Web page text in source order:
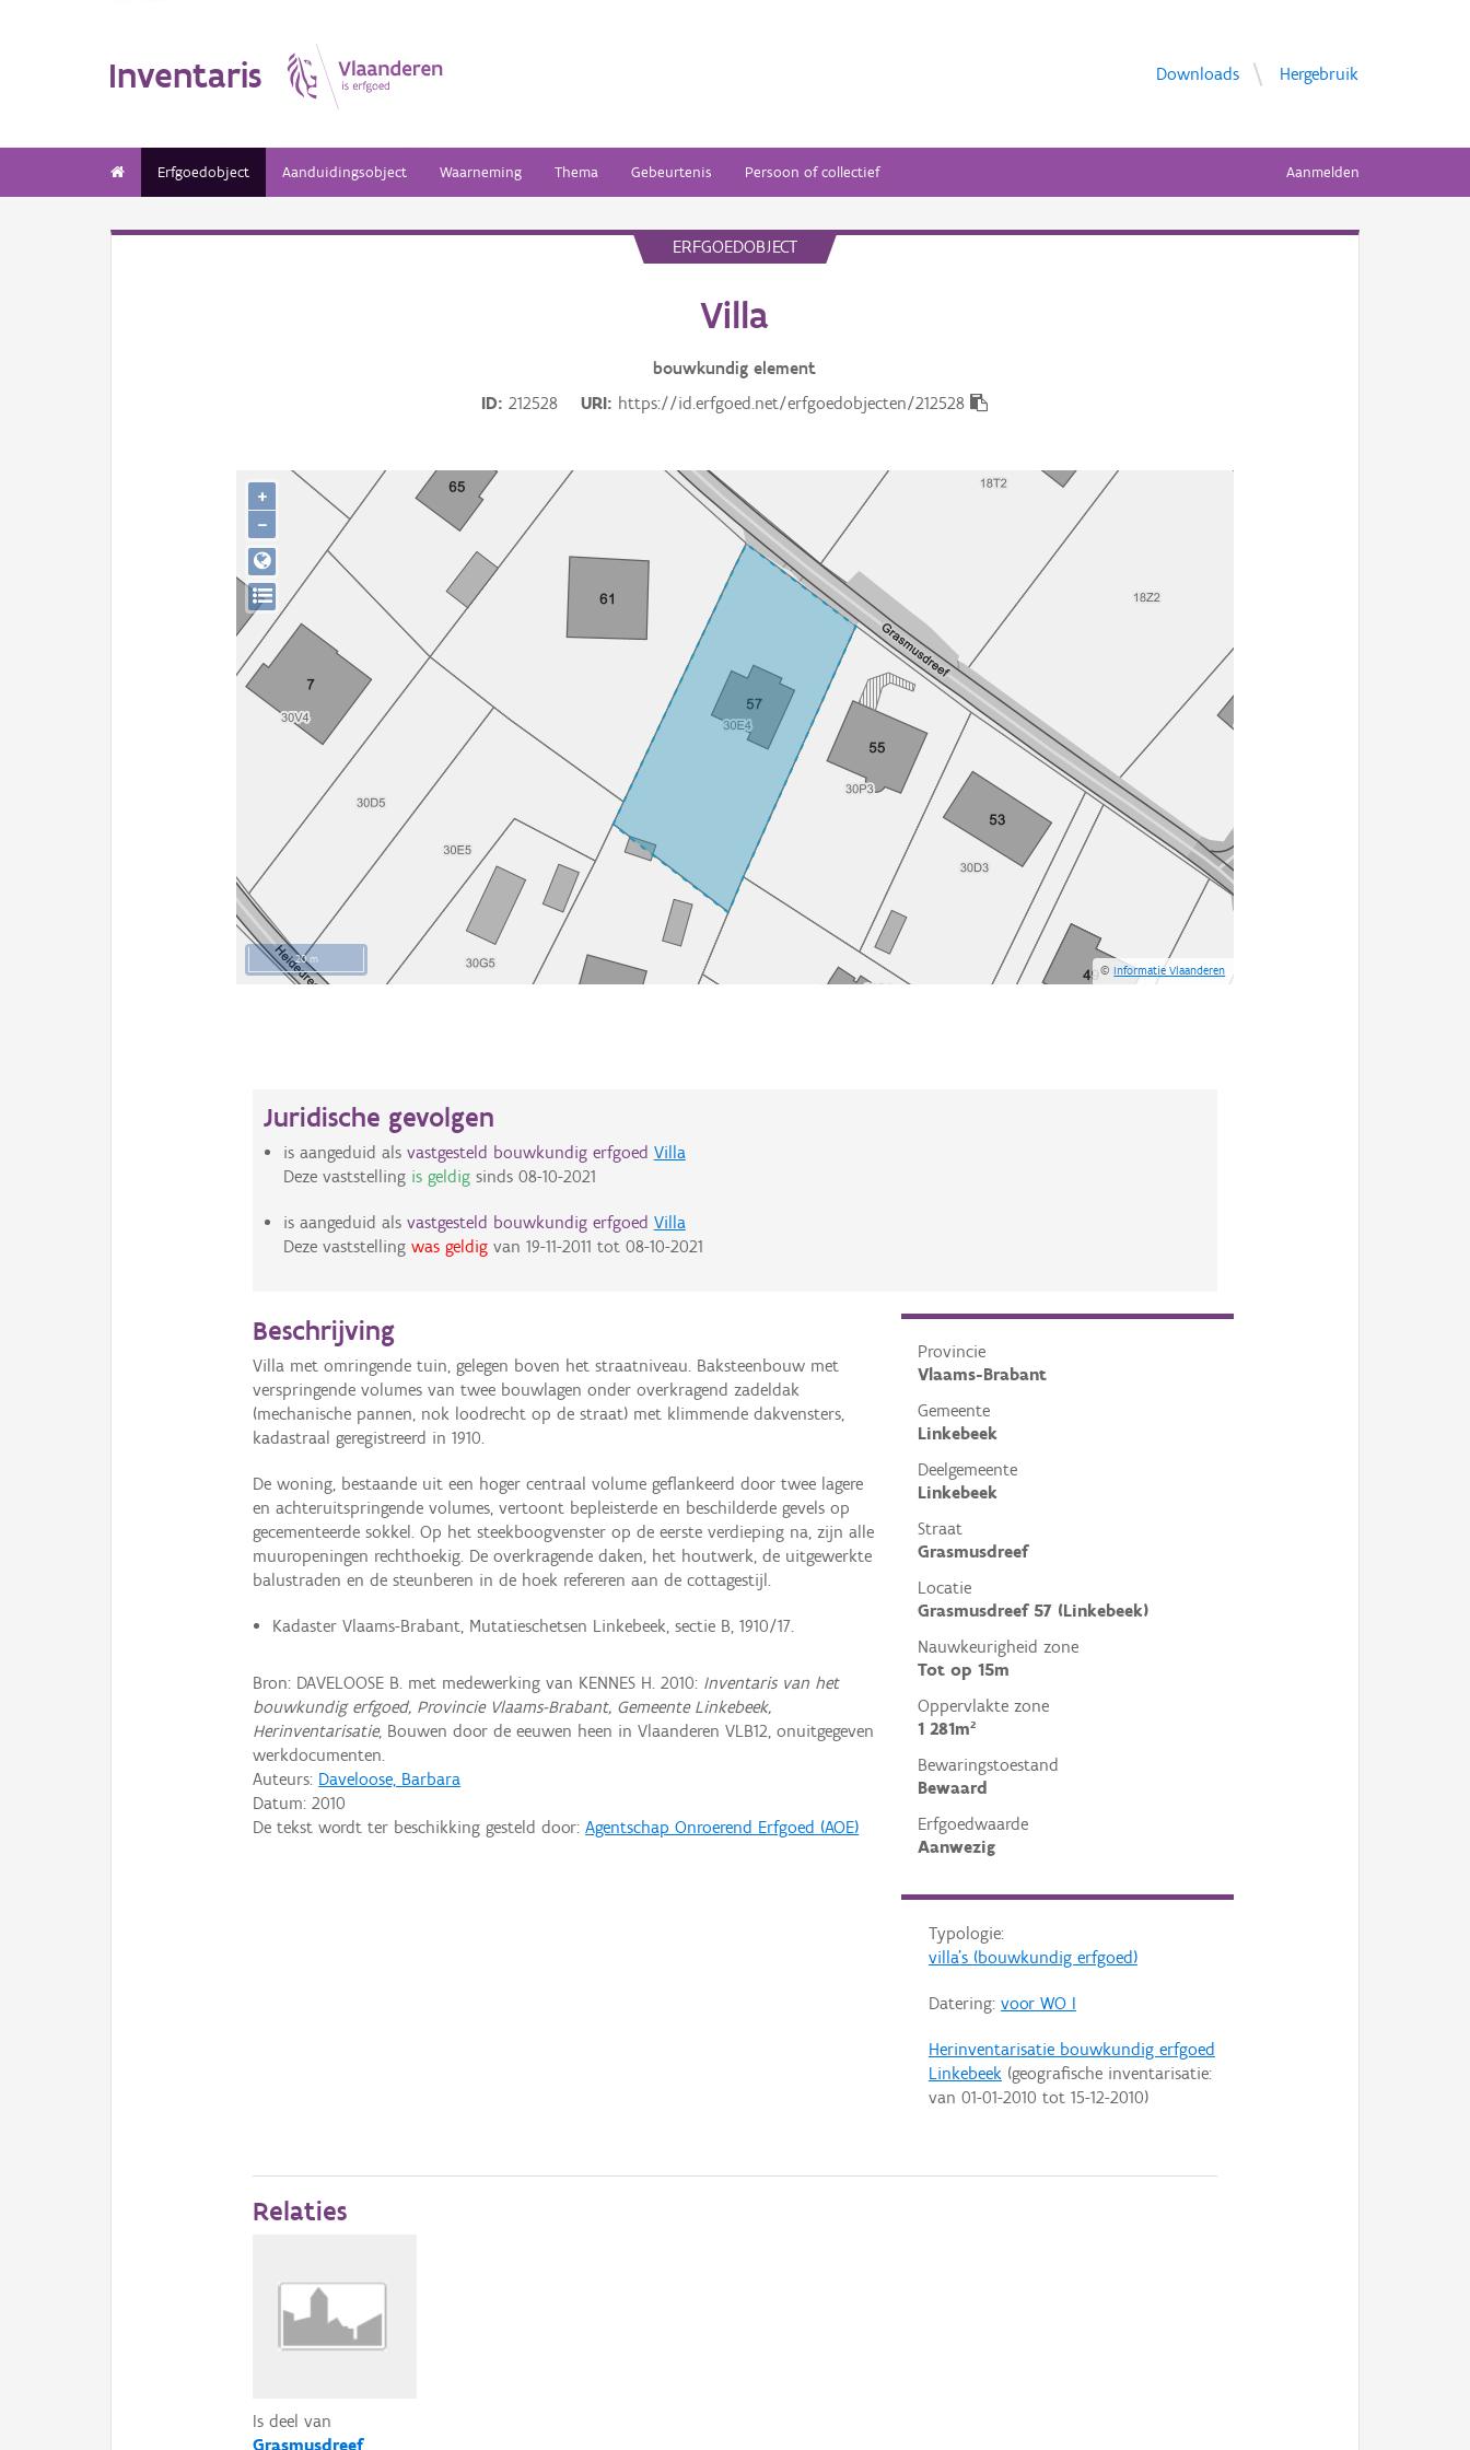
Inventaris Downloads Hergebruik
Erfgoedobject Aanduidingsobject Waarneming Thema Gebeurtenis Persoon of collectief Aanmelden
ERFGOEDOBJECT
Villa
bouwkundig element
ID
212528 URI https://id.erfgoed.net/erfgoedobjecten/212528
20 m
©Informatie Vlaanderen
+
−
Juridische gevolgen
is aangeduid als vastgesteld bouwkundig erfgoed Villa
Deze vaststelling is geldigsinds 08-10-2021
is aangeduid als vastgesteld bouwkundig erfgoed Villa
Deze vaststelling was geldigvan 19-11-2011 tot 08-10-2021
Provincie
Vlaams-Brabant
Gemeente
Linkebeek
Deelgemeente
Linkebeek
Straat
Grasmusdreef
Locatie
Grasmusdreef 57 (Linkebeek)
Nauwkeurigheid zone
Tot op 15m
Oppervlakte zone
1 281m²
Bewaringstoestand
Bewaard
Erfgoedwaarde
Aanwezig
Typologie:
villa's (bouwkundig erfgoed)
Datering: voor WO I
Herinventarisatie bouwkundig erfgoed
Linkebeek(geografische inventarisatie:
van 01-01-2010 tot 15-12-2010)
Beschrijving
Villa met omringende tuin, gelegen boven het straatniveau. Baksteenbouw met
verspringende volumes van twee bouwlagen onder overkragend zadeldak
(mechanische pannen, nok loodrecht op de straat) met klimmende dakvensters,
kadastraal geregistreerd in 1910.
De woning, bestaande uit een hoger centraal volume geflankeerd door twee lagere
en achteruitspringende volumes, vertoont bepleisterde en beschilderde gevels op
gecementeerde sokkel. Op het steekboogvenster op de eerste verdieping na, zijn alle
muuropeningen rechthoekig. De overkragende daken, het houtwerk, de uitgewerkte
balustraden en de steunberen in de hoek refereren aan de cottagestijl.
Kadaster Vlaams-Brabant, Mutatieschetsen Linkebeek, sectie B, 1910/17.
Bron: DAVELOOSE B. met medewerking van KENNES H. 2010: Inventaris van het
bouwkundig erfgoed, Provincie Vlaams-Brabant, Gemeente Linkebeek,
Herinventarisatie, Bouwen door de eeuwen heen in Vlaanderen VLB12, onuitgegeven
werkdocumenten.
Auteurs: Daveloose, Barbara
Datum:2010
De tekst wordt ter beschikking gesteld door:Agentschap Onroerend Erfgoed (AOE)
Relaties
Is deel van
Grasmusdreef